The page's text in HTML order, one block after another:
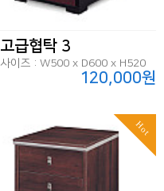
고급협탁 3
사이즈 : W500 x D600 x H520
120,000원
Hot